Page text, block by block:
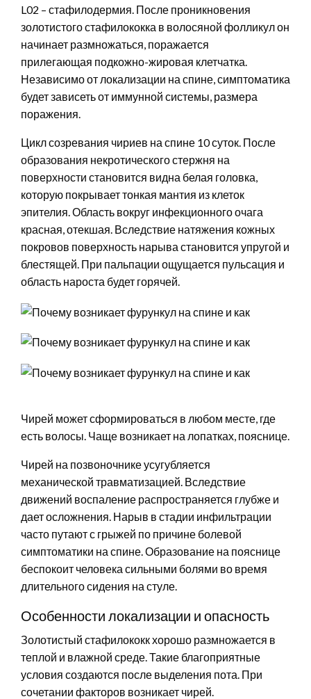
L02 – стафилодермия. После проникновения
золотистого стафилококка в волосяной фолликул он
начинает размножаться, поражается
прилегающая подкожно-жировая клетчатка.
Независимо от локализации на спине, симптоматика
будет зависеть от иммунной системы, размера
поражения.
Цикл созревания чириев на спине 10 суток. После
образования некротического стержня на
поверхности становится видна белая головка,
которую покрывает тонкая мантия из клеток
эпителия. Область вокруг инфекционного очага
красная, отекшая. Вследствие натяжения кожных
покровов поверхность нарыва становится упругой и
блестящей. При пальпации ощущается пульсация и
область нароста будет горячей.
Чирей может сформироваться в любом месте, где
есть волосы. Чаще возникает на лопатках, пояснице.
Чирей на позвоночнике усугубляется
механической травматизацией. Вследствие
движений воспаление распространяется глубже и
дает осложнения. Нарыв в стадии инфильтрации
часто путают с грыжей по причине болевой
симптоматики на спине. Образование на пояснице
беспокоит человека сильными болями во время
длительного сидения на стуле.
Особенности локализации и опасность
Золотистый стафилококк хорошо размножается в
теплой и влажной среде. Такие благоприятные
условия создаются после выделения пота. При
сочетании факторов возникает чирей.